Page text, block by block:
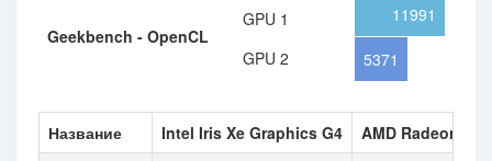
Geekbench - OpenCL
GPU 1
GPU 2
11991
5371
Название Intel Iris Xe Graphics G4
AMD Radeon HD